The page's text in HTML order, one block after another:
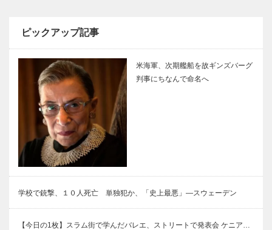
ピックアップ記事
米海軍、次期艦船を故ギンズバーグ
判事にちなんで命名へ
学校で銃撃、１０人死亡 単独犯か、「史上最悪」―スウェーデン
【今日の1枚】スラム街で学んだバレエ、ストリートで発表会 ケニア…